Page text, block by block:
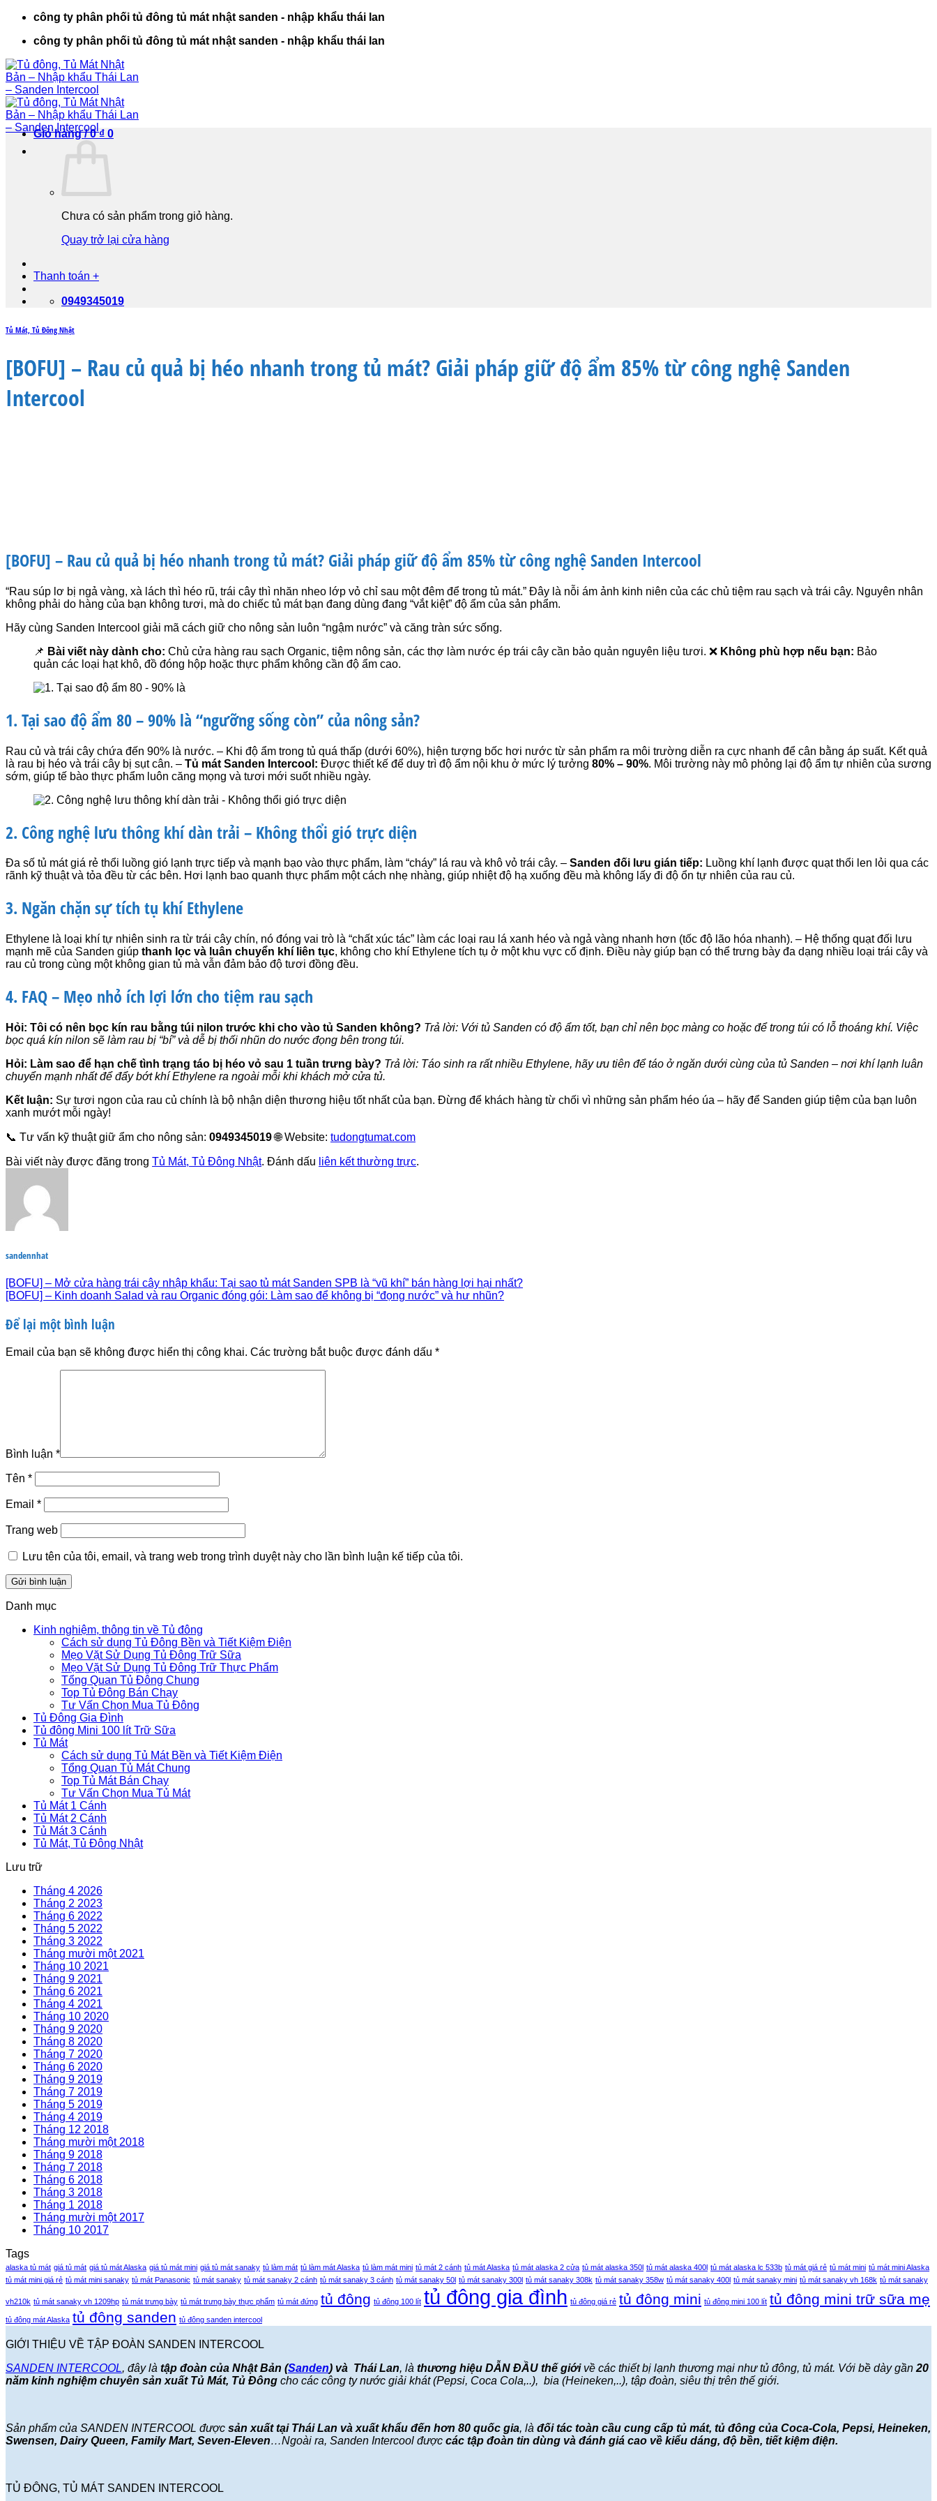
công ty phân phối tủ đông tủ mát nhật sanden - nhập khẩu thái lan
công ty phân phối tủ đông tủ mát nhật sanden - nhập khẩu thái lan
Giỏ hàng /0₫ 0
Chưa có sản phẩm trong giỏ hàng.
Quay trở lại cửa hàng
Thanh toán +
0949345019
Tủ Mát, Tủ Đông Nhật
[BOFU] – Rau củ quả bị héo nhanh trong tủ mát? Giải pháp giữ độ ẩm 85% từ công nghệ Sanden
Intercool
[BOFU] – Rau củ quả bị héo nhanh trong tủ mát? Giải pháp giữ độ ẩm 85% từ công nghệ Sanden Intercool
“Rau súp lơ bị ngả vàng, xà lách thì héo rũ, trái cây thì nhăn nheo lớp vỏ chỉ sau một đêm để trong tủ mát.” Đây là nỗi ám ảnh kinh niên của các chủ tiệm rau sạch và trái cây. Nguyên nhân
không phải do hàng của bạn không tươi, mà do chiếc tủ mát bạn đang dùng đang “vắt kiệt” độ ẩm của sản phẩm.
Hãy cùng Sanden Intercool giải mã cách giữ cho nông sản luôn “ngậm nước” và căng tràn sức sống.
📌 Bài viết này dành cho: Chủ cửa hàng rau sạch Organic, tiệm nông sản, các thợ làm nước ép trái cây cần bảo quản nguyên liệu tươi. ❌ Không phù hợp nếu bạn: Bảo
quản các loại hạt khô, đồ đóng hộp hoặc thực phẩm không cần độ ẩm cao.
1. Tại sao độ ẩm 80 – 90% là “ngưỡng sống còn” của nông sản?
Rau củ và trái cây chứa đến 90% là nước. – Khi độ ẩm trong tủ quá thấp (dưới 60%), hiện tượng bốc hơi nước từ sản phẩm ra môi trường diễn ra cực nhanh để cân bằng áp suất. Kết quả
là rau bị héo và trái cây bị sụt cân. – Tủ mát Sanden Intercool: Được thiết kế để duy trì độ ẩm nội khu ở mức lý tưởng 80% – 90%. Môi trường này mô phỏng lại độ ẩm tự nhiên của sương
sớm, giúp tế bào thực phẩm luôn căng mọng và tươi mới suốt nhiều ngày.
2. Công nghệ lưu thông khí dàn trải – Không thổi gió trực diện
Đa số tủ mát giá rẻ thổi luồng gió lạnh trực tiếp và mạnh bạo vào thực phẩm, làm “cháy” lá rau và khô vỏ trái cây. – Sanden đối lưu gián tiếp: Luồng khí lạnh được quạt thổi len lỏi qua các
rãnh kỹ thuật và tỏa đều từ các bên. Hơi lạnh bao quanh thực phẩm một cách nhẹ nhàng, giúp nhiệt độ hạ xuống đều mà không lấy đi độ ổn tự nhiên của rau củ.
3. Ngăn chặn sự tích tụ khí Ethylene
Ethylene là loại khí tự nhiên sinh ra từ trái cây chín, nó đóng vai trò là “chất xúc tác” làm các loại rau lá xanh héo và ngả vàng nhanh hơn (tốc độ lão hóa nhanh). – Hệ thống quạt đối lưu
mạnh mẽ của Sanden giúp thanh lọc và luân chuyển khí liên tục, không cho khí Ethylene tích tụ ở một khu vực cố định. Điều này giúp bạn có thể trưng bày đa dạng nhiều loại trái cây và
rau củ trong cùng một không gian tủ mà vẫn đảm bảo độ tươi đồng đều.
4. FAQ – Mẹo nhỏ ích lợi lớn cho tiệm rau sạch
Hỏi: Tôi có nên bọc kín rau bằng túi nilon trước khi cho vào tủ Sanden không? Trả lời: Với tủ Sanden có độ ẩm tốt, bạn chỉ nên bọc màng co hoặc để trong túi có lỗ thoáng khí. Việc
bọc quá kín nilon sẽ làm rau bị “bí” và dễ bị thối nhũn do nước đọng bên trong túi.
Hỏi: Làm sao để hạn chế tình trạng táo bị héo vỏ sau 1 tuần trưng bày? Trả lời: Táo sinh ra rất nhiều Ethylene, hãy ưu tiên để táo ở ngăn dưới cùng của tủ Sanden – nơi khí lạnh luân
chuyển mạnh nhất để đẩy bớt khí Ethylene ra ngoài mỗi khi khách mở cửa tủ.
Kết luận: Sự tươi ngon của rau củ chính là bộ nhận diện thương hiệu tốt nhất của bạn. Đừng để khách hàng từ chối vì những sản phẩm héo úa – hãy để Sanden giúp tiệm của bạn luôn
xanh mướt mỗi ngày!
📞 Tư vấn kỹ thuật giữ ẩm cho nông sản: 0949345019🌐 Website: tudongtumat.com
Bài viết này được đăng trong Tủ Mát, Tủ Đông Nhật. Đánh dấu liên kết thường trực.
sandennhat
[BOFU] – Mở cửa hàng trái cây nhập khẩu: Tại sao tủ mát Sanden SPB là “vũ khí” bán hàng lợi hại nhất?
[BOFU] – Kinh doanh Salad và rau Organic đóng gói: Làm sao để không bị “đọng nước” và hư nhũn?
Để lại một bình luận
Email của bạn sẽ không được hiển thị công khai. Các trường bắt buộc được đánh dấu *
Bình luận *
Tên *
Email *
Trang web
Lưu tên của tôi, email, và trang web trong trình duyệt này cho lần bình luận kế tiếp của tôi.
Danh mục
Kinh nghiệm, thông tin về Tủ đông
Cách sử dụng Tủ Đông Bền và Tiết Kiệm Điện
Mẹo Vặt Sử Dụng Tủ Đông Trữ Sữa
Mẹo Vặt Sử Dụng Tủ Đông Trữ Thực Phẩm
Tổng Quan Tủ Đông Chung
Top Tủ Đông Bán Chạy
Tư Vấn Chọn Mua Tủ Đông
Tủ Đông Gia Đình
Tủ đông Mini 100 lít Trữ Sữa
Tủ Mát
Cách sử dụng Tủ Mát Bền và Tiết Kiệm Điện
Tổng Quan Tủ Mát Chung
Top Tủ Mát Bán Chạy
Tư Vấn Chọn Mua Tủ Mát
Tủ Mát 1 Cánh
Tủ Mát 2 Cánh
Tủ Mát 3 Cánh
Tủ Mát, Tủ Đông Nhật
Lưu trữ
Tháng 4 2026
Tháng 2 2023
Tháng 6 2022
Tháng 5 2022
Tháng 3 2022
Tháng mười một 2021
Tháng 10 2021
Tháng 9 2021
Tháng 6 2021
Tháng 4 2021
Tháng 10 2020
Tháng 9 2020
Tháng 8 2020
Tháng 7 2020
Tháng 6 2020
Tháng 9 2019
Tháng 7 2019
Tháng 5 2019
Tháng 4 2019
Tháng 12 2018
Tháng mười một 2018
Tháng 9 2018
Tháng 7 2018
Tháng 6 2018
Tháng 3 2018
Tháng 1 2018
Tháng mười một 2017
Tháng 10 2017
Tags
alaska tủ mát giá tủ mát giá tủ mát Alaska giá tủ mát mini giá tủ mát sanaky tủ làm mát tủ làm mát Alaska tủ làm mát mini tủ mát 2 cánh tủ mát Alaska tủ mát alaska 2 cửa tủ mát alaska 350l tủ mát alaska 400l tủ mát alaska lc 533b tủ mát giá rẻ tủ mát mini tủ mát mini Alaska
tủ mát mini giá rẻ tủ mát mini sanaky tủ mát Panasonic tủ mát sanaky tủ mát sanaky 2 cánh tủ mát sanaky 3 cánh tủ mát sanaky 50l tủ mát sanaky 300l tủ mát sanaky 308k tủ mát sanaky 358w tủ mát sanaky 400l tủ mát sanaky mini tủ mát sanaky vh 168k tủ mát sanaky
vh210k tủ mát sanaky vh 1209hp tủ mát trưng bày tủ mát trưng bày thực phẩm tủ mát đứng tủ đông tủ đông 100 lít tủ đông gia đình tủ đông giá rẻ tủ đông mini tủ đông mini 100 lít tủ đông mini trữ sữa mẹ
tủ đông mát Alaska tủ đông sanden tủ đông sanden intercool
GIỚI THIỆU VỀ TẬP ĐOÀN SANDEN INTERCOOL
SANDEN INTERCOOL, đây là tập đoàn của Nhật Bản (Sanden) và Thái Lan, là thương hiệu DẪN ĐẦU thế giớivề các thiết bị lạnh thương mại như tủ đông, tủ mát. Với bề dày gần 20
năm kinh nghiệm chuyên sản xuất Tủ Mát, Tủ Đông cho các công ty nước giải khát (Pepsi, Coca Cola,..), bia (Heineken,..), tập đoàn, siêu thị trên thế giới.
Sản phẩm của SANDEN INTERCOOL được sản xuất tại Thái Lan và xuất khẩu đến hơn 80 quốc gia, là đối tác toàn cầu cung cấp tủ mát, tủ đông của Coca-Cola, Pepsi, Heineken,
Swensen, Dairy Queen, Family Mart, Seven-Eleven…Ngoài ra, Sanden Intercool được các tập đoàn tin dùng và đánh giá cao về kiểu dáng, độ bền, tiết kiệm điện.
TỦ ĐÔNG, TỦ MÁT SANDEN INTERCOOL